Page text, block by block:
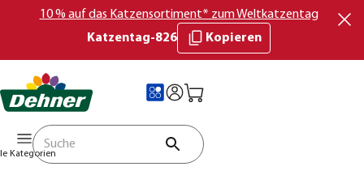
10 % auf das Katzensortiment* zum Weltkatzentag
Katzentag-826
Kopieren
Kategorien